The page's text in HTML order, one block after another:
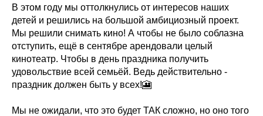
В этом году мы оттолкнулись от интересов наших
детей и решились на большой амбициозный проект.
Мы решили снимать кино! А чтобы не было соблазна
отступить, ещё в сентябре арендовали целый
кинотеатр. Чтобы в день праздника получить
удовольствие всей семьёй. Ведь действительно -
праздник должен быть у всех!🎦
Мы не ожидали, что это будет ТАК сложно, но оно того